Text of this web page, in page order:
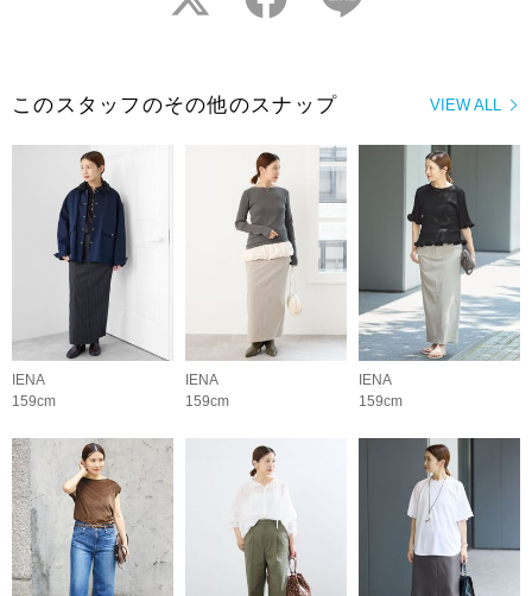
VIEW ALL
このスタッフのその他のスナップ
IENA
159cm
IENA
159cm
IENA
159cm